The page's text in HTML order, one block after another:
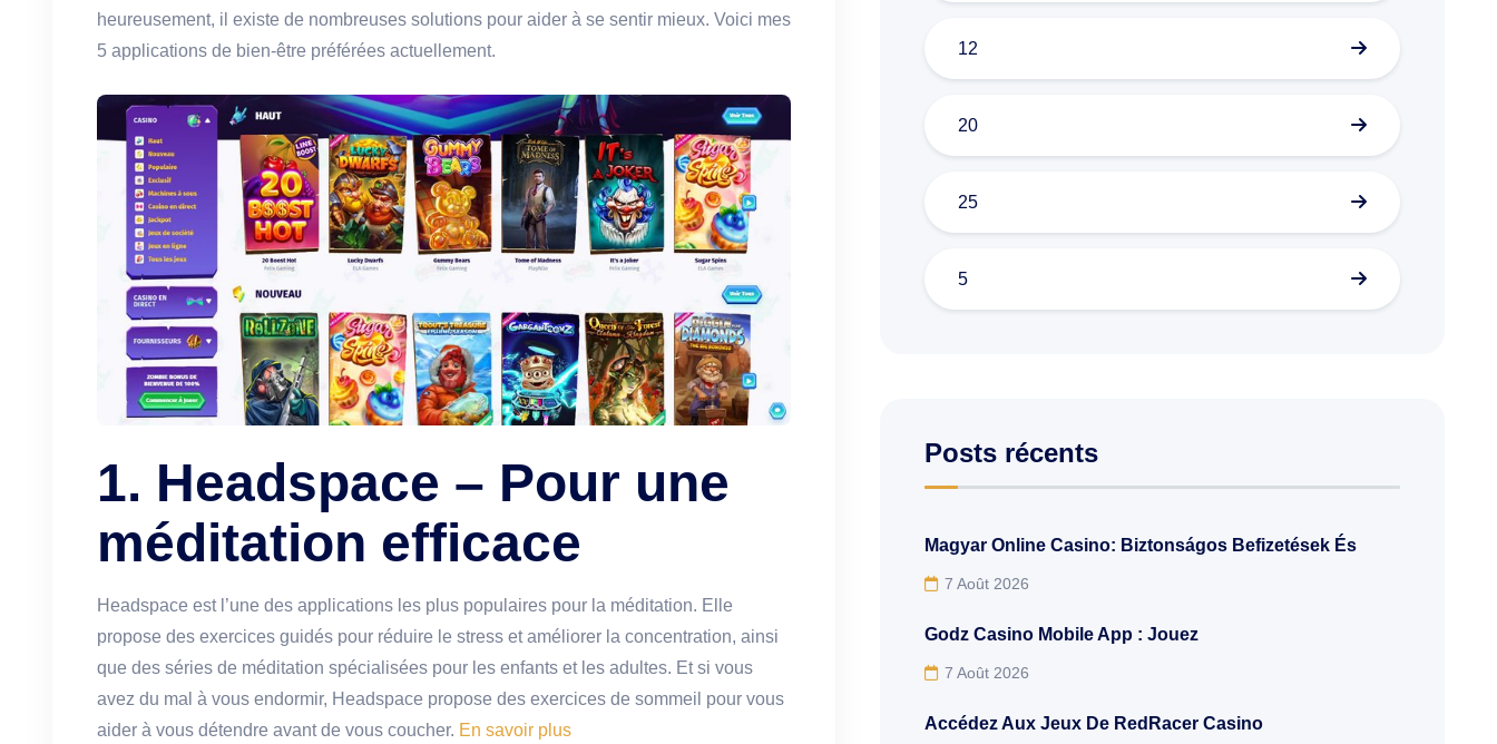
heureusement, il existe de nombreuses solutions pour aider à se sentir mieux. Voici mes
5 applications de bien-être préférées actuellement.
1. Headspace – Pour une
méditation efficace
Headspace est l’une des applications les plus populaires pour la méditation. Elle
propose des exercices guidés pour réduire le stress et améliorer la concentration, ainsi
que des séries de méditation spécialisées pour les enfants et les adultes. Et si vous
avez du mal à vous endormir, Headspace propose des exercices de sommeil pour vous
aider à vous détendre avant de vous coucher. En savoir plus
12
20
25
5
Posts récents
Magyar Online Casino: Biztonságos Befizetések És
7 Août 2026
Godz Casino Mobile App : Jouez
7 Août 2026
Accédez Aux Jeux De RedRacer Casino